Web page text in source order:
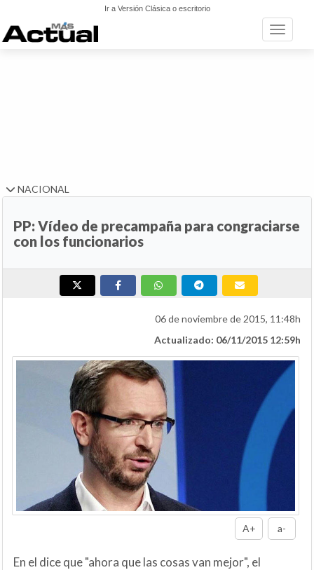
Ir a Versión Clásica o escritorio
Toggle
NACIONAL
PP: Vídeo de precampaña para congraciarse
con los funcionarios
06 de noviembre de 2015, 11:48h
Actualizado: 06/11/2015 12:59h
A+ a-
En el dice que "ahora que las cosas van mejor", el